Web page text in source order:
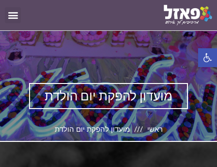
פתח סרגל נגישות
מועדון להפקת יום הולדת
ראשי מועדון להפקת יום הולדת